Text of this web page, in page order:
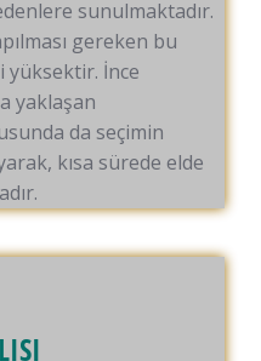
sunulmaktadır.
gereken bu
yüksektir. İnce
yaklaşan
da seçimin
kısa sürede elde